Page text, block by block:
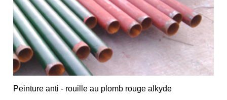
Peinture anti - rouille au plomb rouge alkyde